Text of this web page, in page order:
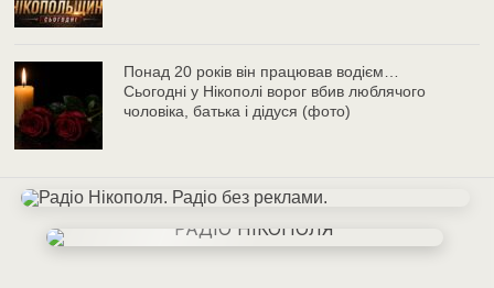
Понад 20 років він працював водієм…
Сьогодні у Нікополі ворог вбив люблячого
чоловіка, батька і дідуся (фото)